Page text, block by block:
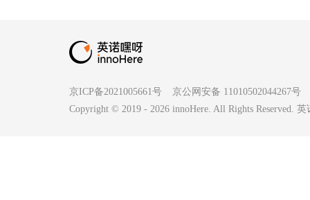
京ICP备2021005661号
京公网安备 11010502044267号
Copyright © 2019 - 2026 innoHere. All Rights Reserved.